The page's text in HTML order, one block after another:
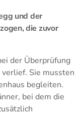
und der
die zuvor
der Überprüfung
Sie mussten
begleiten.
bei dem die